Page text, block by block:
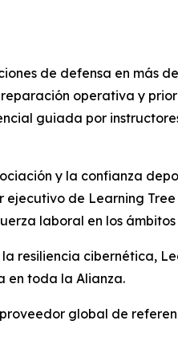
de defensa en más
operativa y
guiada por
y la confianza
de Learning
laboral en los
resiliencia cibernética,
en toda la Alianza.
global de